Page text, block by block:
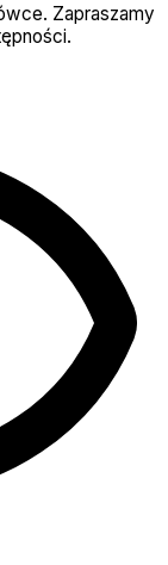
Zapraszamy